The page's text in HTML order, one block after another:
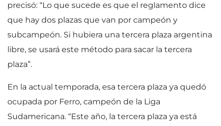
precisó: “Lo que sucede es que el reglamento dice
que hay dos plazas que van por campeón y
subcampeón. Si hubiera una tercera plaza argentina
libre, se usará este método para sacar la tercera
plaza”.
En la actual temporada, esa tercera plaza ya quedó
ocupada por Ferro, campeón de la Liga
Sudamericana. “Este año, la tercera plaza ya está